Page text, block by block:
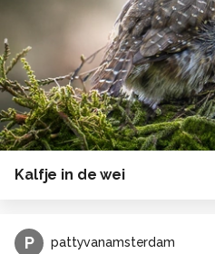
Kalfje in de wei
P pattyvanamsterdam